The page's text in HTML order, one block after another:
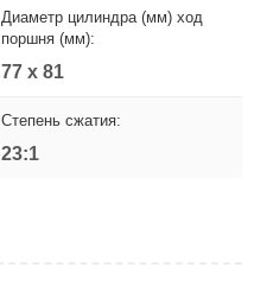
Диаметр цилиндра (мм) ход
поршня (мм):
77 х 81
Степень сжатия:
23:1